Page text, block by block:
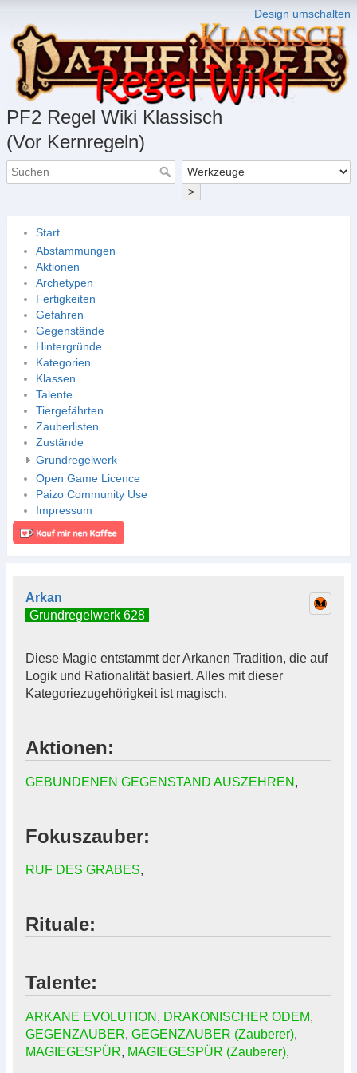
Design umschalten
PF2 Regel Wiki Klassisch
(Vor Kernregeln)
>
Start
Abstammungen
Aktionen
Archetypen
Fertigkeiten
Gefahren
Gegenstände
Hintergründe
Kategorien
Klassen
Talente
Tiergefährten
Zauberlisten
Zustände
Grundregelwerk
Open Game Licence
Paizo Community Use
Impressum
Arkan
Grundregelwerk 628
Diese Magie entstammt der Arkanen Tradition, die auf
Logik und Rationalität basiert. Alles mit dieser
Kategoriezugehörigkeit ist magisch.
Aktionen:
GEBUNDENEN GEGENSTAND AUSZEHREN ,
Fokuszauber:
RUF DES GRABES,
Rituale:
Talente:
ARKANE EVOLUTION , DRAKONISCHER ODEM,
GEGENZAUBER, GEGENZAUBER (Zauberer),
MAGIEGESPÜR, MAGIEGESPÜR (Zauberer),